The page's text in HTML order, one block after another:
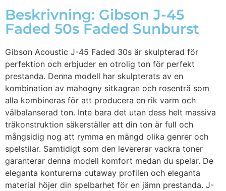
Beskrivning: Gibson J-45
Faded 50s Faded Sunburst
Gibson Acoustic J-45 Faded 30s är skulpterad för
perfektion och erbjuder en otrolig ton för perfekt
prestanda. Denna modell har skulpterats av en
kombination av mahogny sitkagran och rosenträ som
alla kombineras för att producera en rik varm och
välbalanserad ton. Inte bara det utan dess helt massiva
träkonstruktion säkerställer att din ton är full och
mångsidig nog att rymma en mängd olika genrer och
spelstilar. Samtidigt som den levererar vackra toner
garanterar denna modell komfort medan du spelar. De
eleganta konturerna cutaway profilen och eleganta
material höjer din spelbarhet för en jämn prestanda. J-